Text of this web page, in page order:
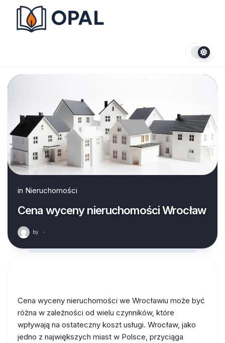
content
in Nieruchomości
Cena wyceny nieruchomości Wrocław
by ·
Cena wyceny nieruchomości we Wrocławiu może być
różna w zależności od wielu czynników, które
wpływają na ostateczny koszt usługi. Wrocław, jako
jedno z największych miast w Polsce, przyciąga